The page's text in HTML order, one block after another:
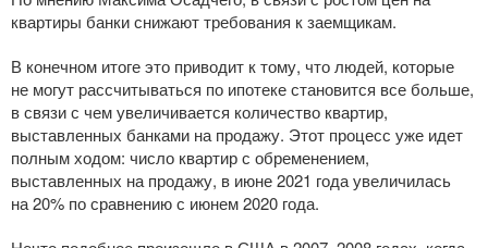
квартиры банки снижают требования к заемщикам.
В конечном итоге это приводит к тому, что людей, которые
не могут рассчитываться по ипотеке становится все больше,
в связи с чем увеличивается количество квартир,
выставленных банками на продажу. Этот процесс уже идет
полным ходом: число квартир с обременением,
выставленных на продажу, в июне 2021 года увеличилась
на 20% по сравнению с июнем 2020 года.